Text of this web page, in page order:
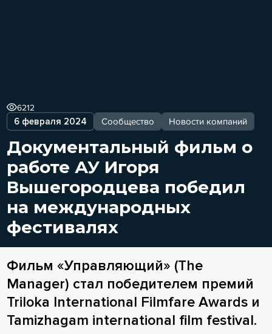
6 февраля 2024 Сообщество Новости компаний
6212
Документальный фильм о
работе АУ Игоря
Вышегородцева победил
на международных
фестивалях
Фильм «Управляющий» (The
Manager) стал победителем премий
Triloka International Filmfare Awards и
Tamizhagam international film festival.